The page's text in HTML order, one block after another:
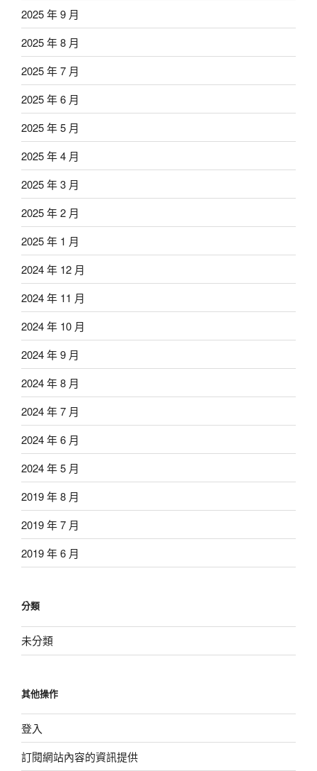
2025 年 9 月
2025 年 8 月
2025 年 7 月
2025 年 6 月
2025 年 5 月
2025 年 4 月
2025 年 3 月
2025 年 2 月
2025 年 1 月
2024 年 12 月
2024 年 11 月
2024 年 10 月
2024 年 9 月
2024 年 8 月
2024 年 7 月
2024 年 6 月
2024 年 5 月
2019 年 8 月
2019 年 7 月
2019 年 6 月
分類
未分類
其他操作
登入
訂閱網站內容的資訊提供